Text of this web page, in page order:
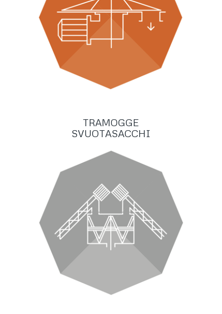
TRAMOGGE
SVUOTASACCHI